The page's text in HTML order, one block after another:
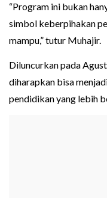
“Program ini bukan
simbol keberpihakan
mampu,” tutur Muhajir.
Diluncurkan pada
diharapkan bisa
pendidikan yang lebih